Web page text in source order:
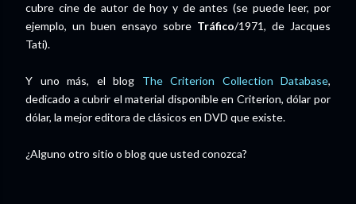
cubre cine de autor de hoy y de antes (se puede leer, por
ejemplo, un buen ensayo sobre Tráfico/1971, de Jacques
Tati).
Y uno más, el blog The Criterion Collection Database,
dedicado a cubrir el material disponible en Criterion, dólar por
dólar, la mejor editora de clásicos en DVD que existe.
¿Alguno otro sitio o blog que usted conozca?